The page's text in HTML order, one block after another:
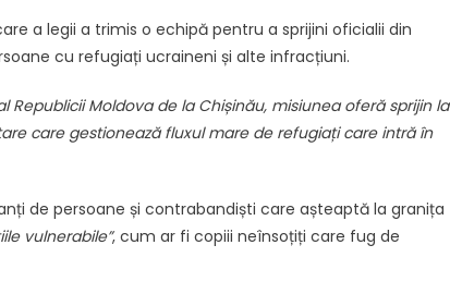
a legii a trimis o echipă pentru a sprijini oficialii din
cu refugiați ucraineni și alte infracțiuni.
Republicii Moldova de la Chișinău, misiunea oferă sprijin la
care gestionează fluxul mare de refugiați care intră în
de persoane și contrabandiști care așteaptă la granița
vulnerabile”, cum ar fi copiii neînsoțiți care fug de